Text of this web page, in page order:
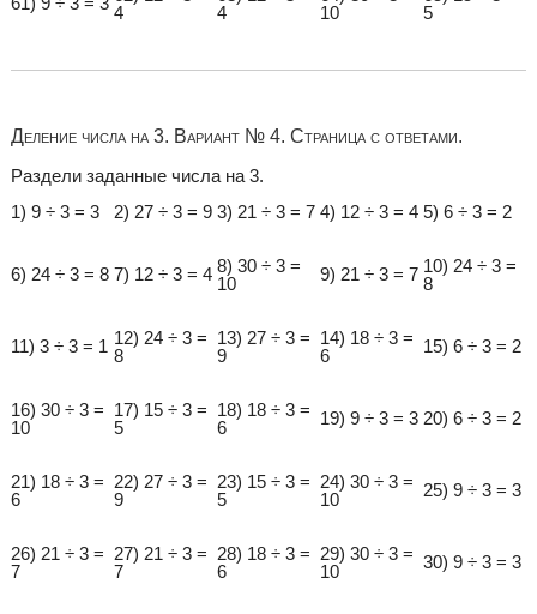
4
4
10
5
Деление числа на 3. Вариант № 4. Страница с ответами.
Раздели заданные числа на 3.
1) 9 ÷ 3 = 3
2) 27 ÷ 3 = 9 3) 21 ÷ 3 = 7 4) 12 ÷ 3 = 4 5) 6 ÷ 3 = 2
6) 24 ÷ 3 = 8 7) 12 ÷ 3 = 4 8) 30 ÷ 3 =
10
9) 21 ÷ 3 = 7 10) 24 ÷ 3 =
8
11) 3 ÷ 3 = 1 12) 24 ÷ 3 =
8
13) 27 ÷ 3 =
9
14) 18 ÷ 3 =
6
15) 6 ÷ 3 = 2
16) 30 ÷ 3 =
10
17) 15 ÷ 3 =
5
18) 18 ÷ 3 =
6
19) 9 ÷ 3 = 3 20) 6 ÷ 3 = 2
21) 18 ÷ 3 =
6
22) 27 ÷ 3 =
9
23) 15 ÷ 3 =
5
24) 30 ÷ 3 =
10
25) 9 ÷ 3 = 3
26) 21 ÷ 3 =
7
27) 21 ÷ 3 =
7
28) 18 ÷ 3 =
6
29) 30 ÷ 3 =
10
30) 9 ÷ 3 = 3